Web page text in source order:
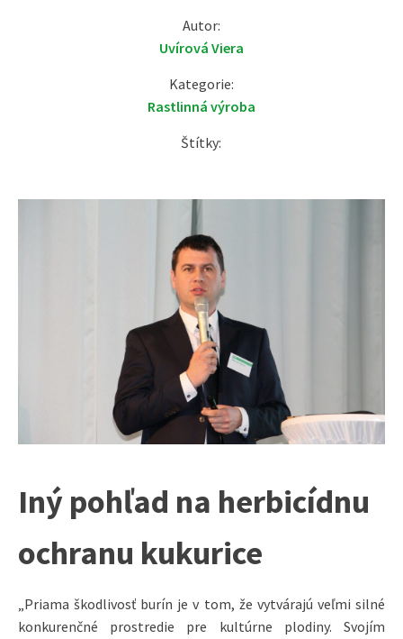
Autor:
Uvírová Viera
Kategorie:
Rastlinná výroba
Štítky:
Iný pohľad na herbicídnu
ochranu kukurice
„Priama škodlivosť burín je v tom, že vytvárajú veľmi silné
konkurenčné prostredie pre kultúrne plodiny. Svojím